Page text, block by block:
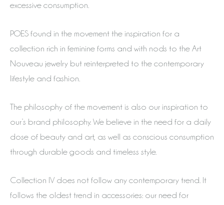
excessive consumption.
POES found in the movement the inspiration for a
collection rich in feminine forms and with nods to the Art
Nouveau jewelry but reinterpreted to the contemporary
lifestyle and fashion.
The philosophy of the movement is also our inspiration to
our’s brand philosophy. We believe in the need for a daily
dose of beauty and art, as well as conscious consumption
through durable goods and timeless style.
Collection IV does not follow any contemporary trend. It
follows the oldest trend in accessories: our need for